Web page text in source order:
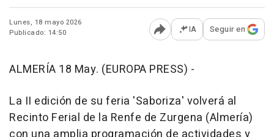
Lunes, 18 mayo 2026
Publicado: 14:50
Abrir opciones para
IA Seguir en
ALMERÍA 18 May. (EUROPA PRESS) -
La II edición de su feria 'Saboriza' volverá al
Recinto Ferial de la Renfe de Zurgena (Almería)